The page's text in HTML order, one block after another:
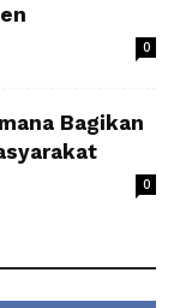
0
Bagikan
0